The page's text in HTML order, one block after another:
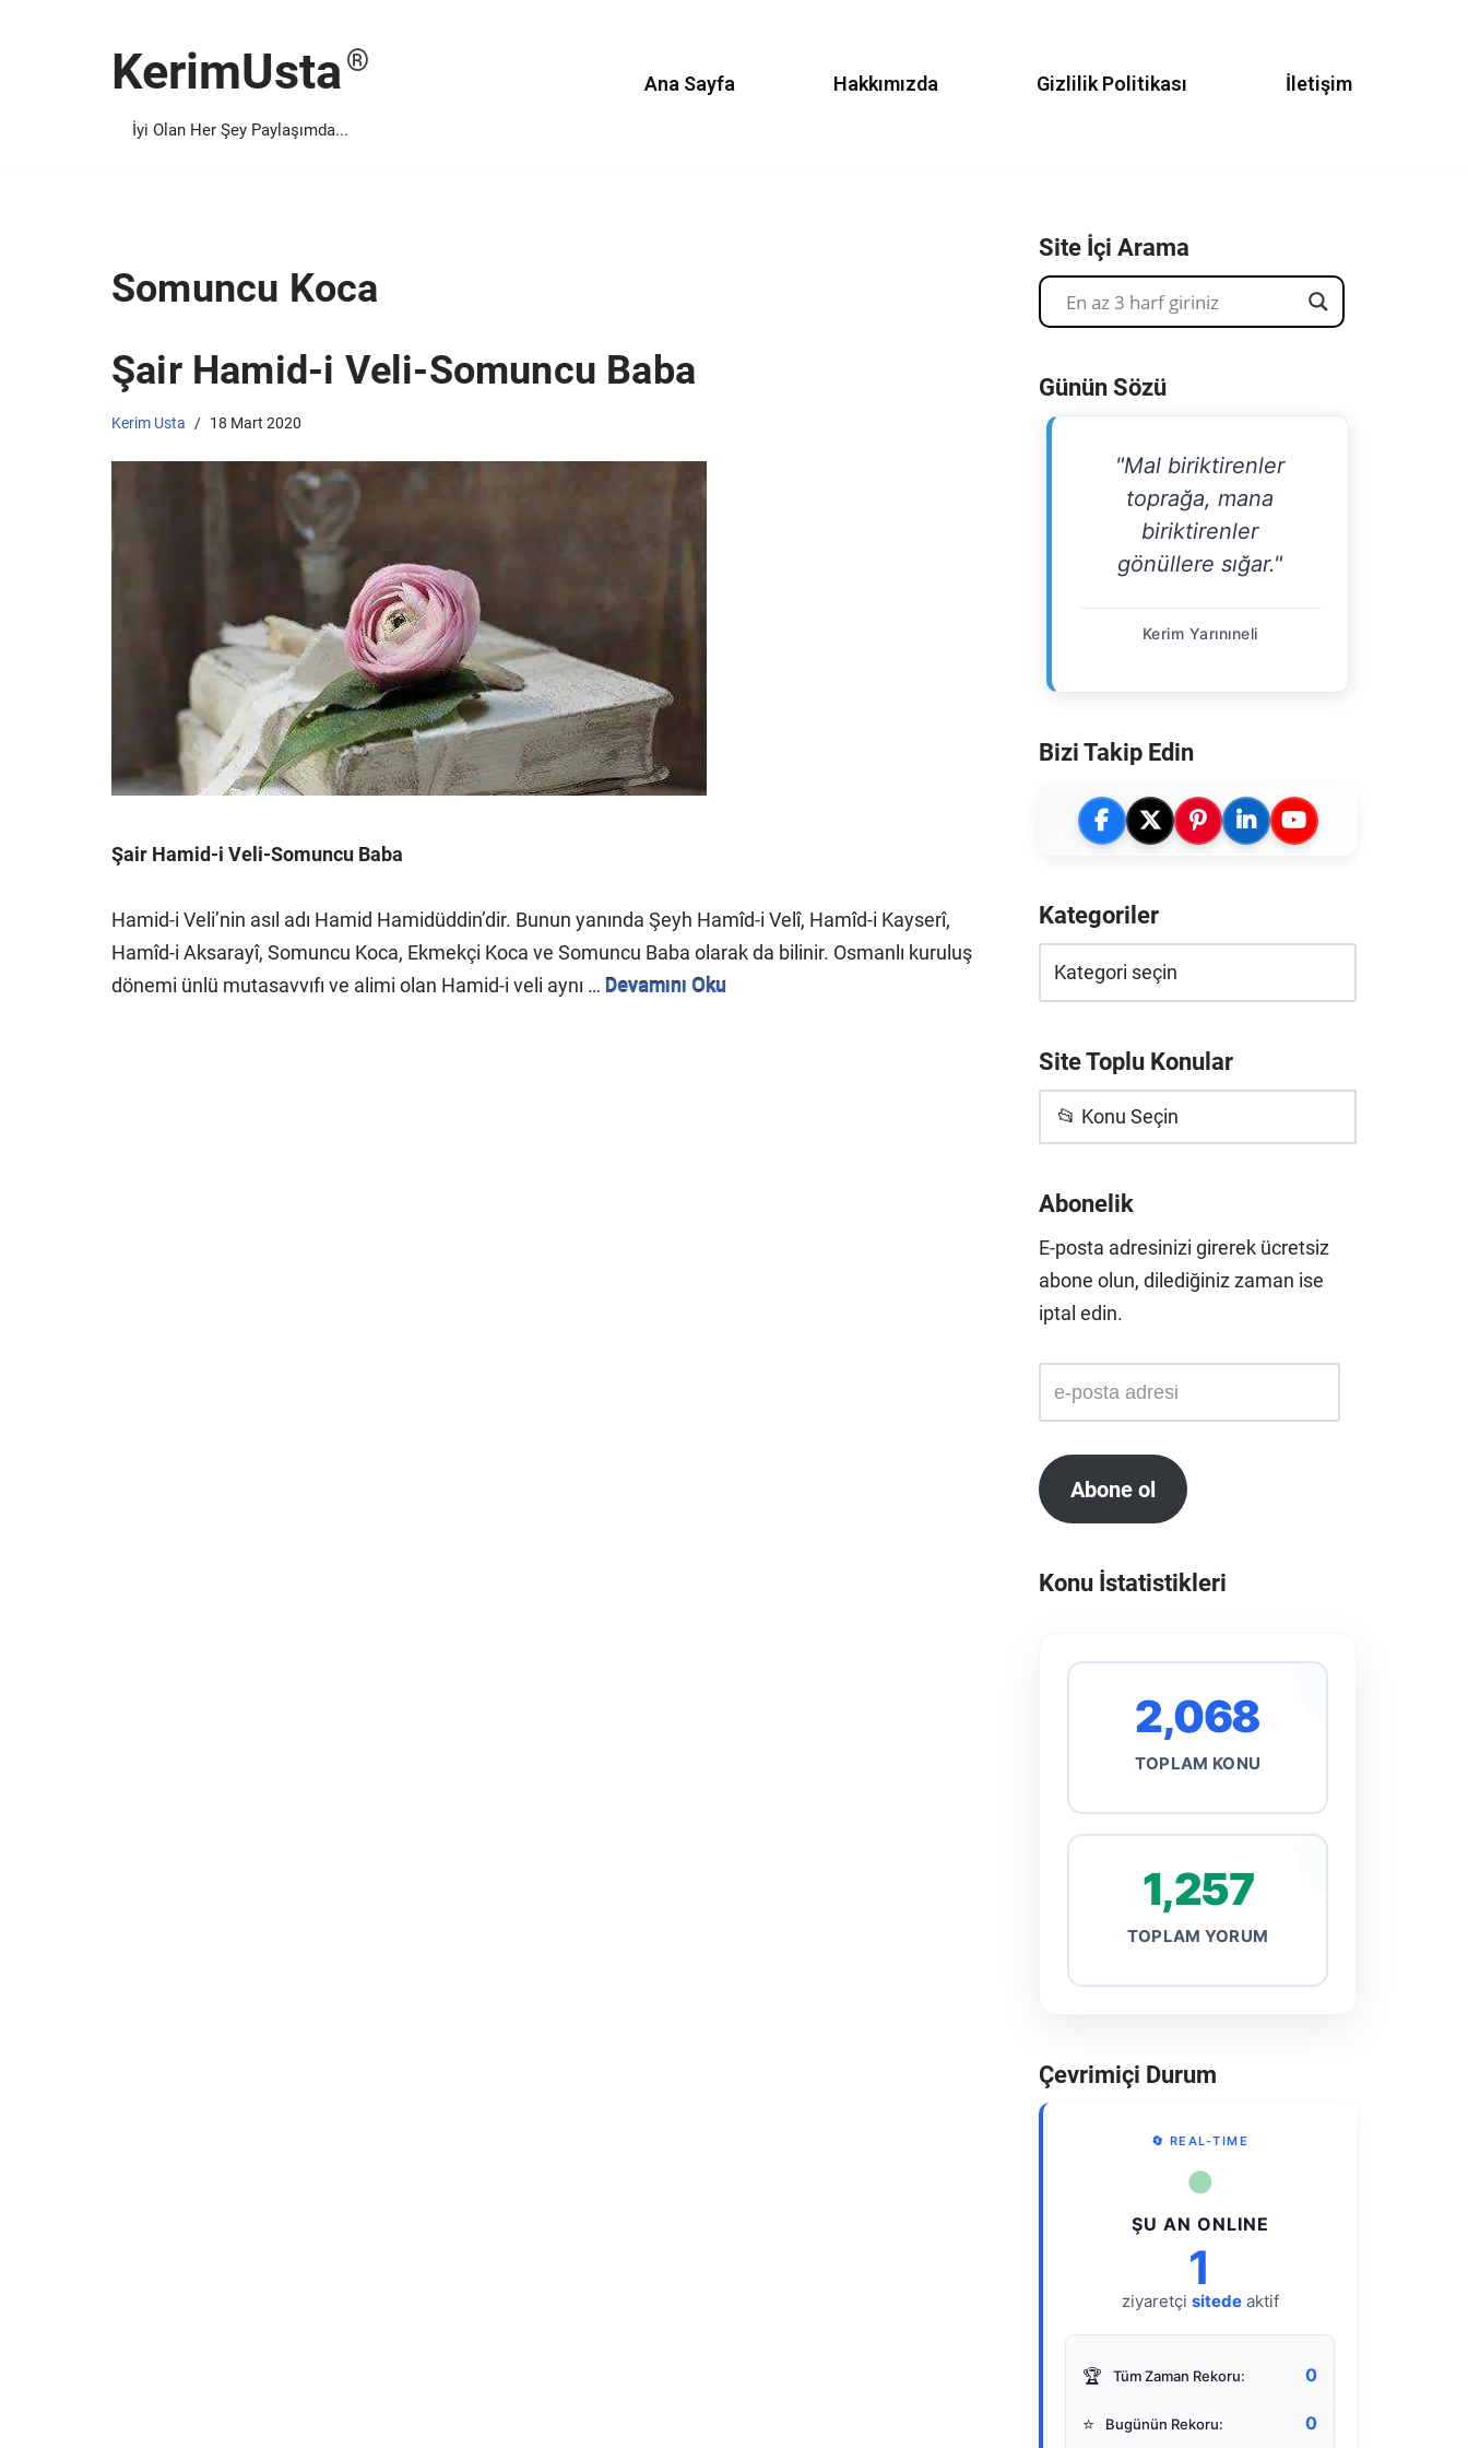
KerimUsta
İyi Olan Her Şey Paylaşımda...
Ana Sayfa Hakkımızda Gizlilik Politikası İletişim
Somuncu Koca
Şair Hamid-i Veli-Somuncu Baba
Kerim Usta 18 Mart 2020
Şair Hamid-i Veli-Somuncu Baba
Hamid-i Veli’nin asıl adı Hamid Hamidüddin’dir. Bunun yanında Şeyh Hamîd-i Velî, Hamîd-i Kayserî,
Hamîd-i Aksarayî, Somuncu Koca, Ekmekçi Koca ve Somuncu Baba olarak da bilinir. Osmanlı kuruluş
dönemi ünlü mutasavvıfı ve alimi olan Hamid-i veli aynı … Devamını Oku
Site İçi Arama
Günün Sözü
"Mal biriktirenler
toprağa, mana
biriktirenler
gönüllere sığar."
Kerim Yarınıneli
Bizi Takip Edin
Kategoriler
Site Toplu Konular
📂 Konu Seçin
Abonelik
E-posta adresinizi girerek ücretsiz
abone olun, dilediğiniz zaman ise
iptal edin.
Abone ol
Konu İstatistikleri
2,068
TOPLAM KONU
1,257
TOPLAM YORUM
Çevrimiçi Durum
🔄 REAL-TIME
●
ŞU AN ONLINE
1
ziyaretçi sitedeaktif
🏆 Tüm Zaman Rekoru: 0
⭐ Bugünün Rekoru: 0